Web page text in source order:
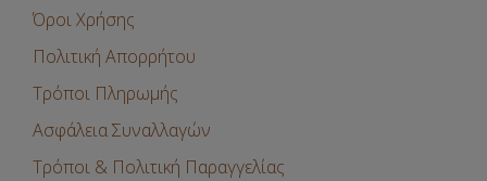
Όροι Χρήσης
Πολιτική Απορρήτου
Τρόποι Πληρωμής
Ασφάλεια Συναλλαγών
Τρόποι & Πολιτική Παραγγελίας